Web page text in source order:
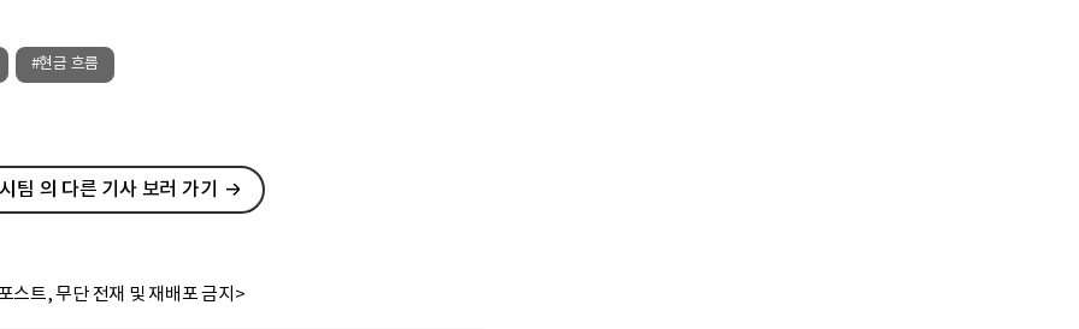
#현금 흐름
팀 의 다른 기사 보러 가기
스트, 무단 전재 및 재배포 금지>